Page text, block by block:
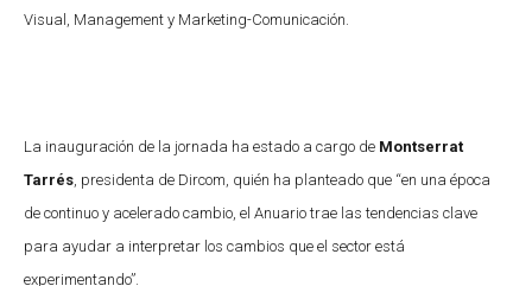
Visual, Management y Marketing-Comunicación.
La inauguración de la jornada ha estado a cargo de Montserrat
Tarrés , presidenta de Dircom, quién ha planteado que “en una época
de continuo y acelerado cambio, el Anuario trae las tendencias clave
para ayudar a interpretar los cambios que el sector está
experimentando”.